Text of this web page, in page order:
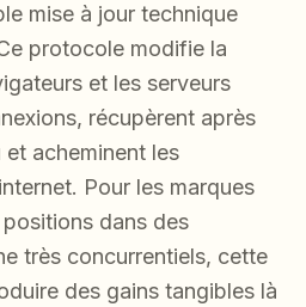
mise à jour technique
protocole modifie la
et les serveurs
récupèrent après
acheminent les
Pour les marques
dans des
très concurrentiels, cette
des gains tangibles là